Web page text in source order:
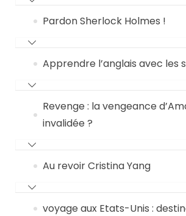
Pardon Sherlock Holmes !
Apprendre l’anglais avec les
Revenge : la vengeance
invalidée ?
Au revoir Cristina Yang
voyage aux Etats-Unis :